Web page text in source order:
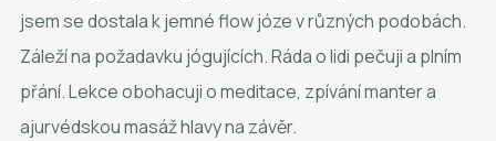
jsem se dostala k jemné flow józe v různých podobách.
Záleží na požadavku jógujících. Ráda o lidi pečuji a plním
přání. Lekce obohacuji o meditace, zpívání manter a
ajurvédskou masáž hlavy na závěr.